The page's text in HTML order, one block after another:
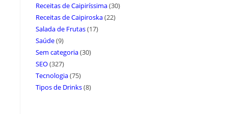
Receitas de Caipiríssima(30)
Receitas de Caipiroska(22)
Salada de Frutas(17)
Saúde(9)
Sem categoria(30)
SEO(327)
Tecnologia(75)
Tipos de Drinks(8)